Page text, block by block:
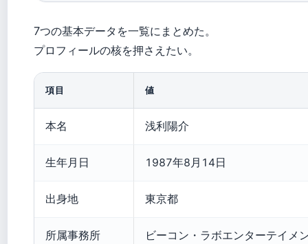
7つの基本データを一覧にまとめた。
プロフィールの核を押さえたい。
項目 値
本名 浅利陽介
生年月日 1987年8月14日
出身地 東京都
所属事務所 ビーコン・ラボエンターテイメ